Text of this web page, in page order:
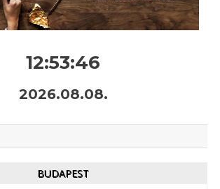
12:53:47
2026.08.08.
BUDAPEST